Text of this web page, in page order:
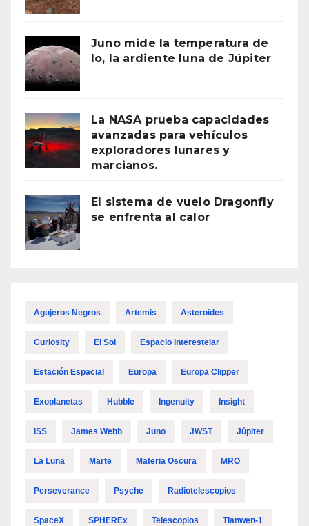
Juno mide la temperatura de
Io, la ardiente luna de Júpiter
La NASA prueba capacidades
avanzadas para vehículos
exploradores lunares y
marcianos.
El sistema de vuelo Dragonfly
se enfrenta al calor
Agujeros Negros Artemis Asteroides
Curiosity El Sol Espacio Interestelar
Estación Espacial Europa Europa Clipper
Exoplanetas Hubble Ingenuity Insight
ISS James Webb Juno JWST Júpiter
La Luna Marte Materia Oscura MRO
Perseverance Psyche Radiotelescopios
SpaceX SPHEREx Telescopios Tianwen-1